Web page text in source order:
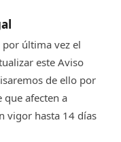
por última vez el
este Aviso
de ello por
afecten a
vigor hasta 14 días